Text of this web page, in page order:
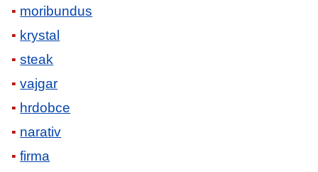
moribundus
krystal
steak
vajgar
hrdobce
narativ
firma